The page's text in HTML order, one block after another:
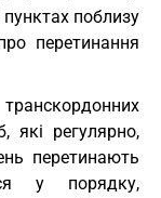
поблизу
перетинання
які регулярно,
перетинають
у порядку,